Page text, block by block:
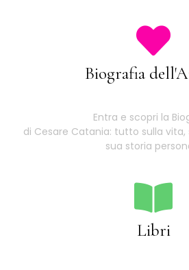
Biografia
Entra e scopri la
di Cesare Catania: tutto sulla vita,
sua storia
Libri